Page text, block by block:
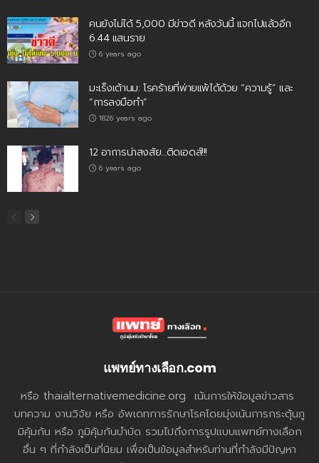
คนยังไม่ได้ 5,000 มีข่าวดี หลังวันนี้ แจกไปแล้วอีก
6.44 แสนราย
6 years ago
มะเร็งเต้านม: โรคร้ายที่พ่ายแพ้ได้ด้วย “ความรู้” และ
“การลงมือทำ”
1826 years ago
12 อาการน่าสงสัย…ติดเอดส์!!!
6 years ago
แพทย์ทางเลือก.com
หรือ thaialternativemedicine.org เน้นการให้ข้อมูลข่าวสาร
บทความ งานวิจัย หรือ อัพเดทการรักษาโรคโดยมุ่งเน้นการกระตุ้นภู
มิคุ้มกัน หรือ ภูมิคุ้มกันบำบัด รวมไปถึงการรูปแบบแพทย์ทางเลือก
อื่น ๆ ที่กำลังเป็นที่นิยม เพื่อเป็นข้อมูลสำหรับท่านที่กำลังมีปัญหา